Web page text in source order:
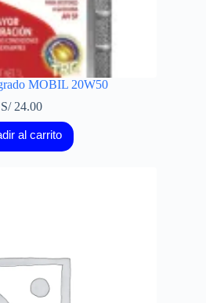
MOBIL 20W50
S/24.00
al carrito